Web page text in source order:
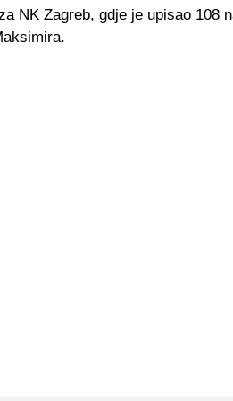
NK Zagreb, gdje je upisao 108